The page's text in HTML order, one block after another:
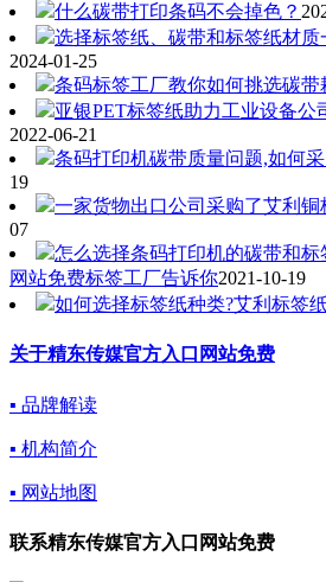
什么碳带打印条码不会掉色？
选择标签纸、碳带和标签纸材质
2024-01-25
条码标签工厂教你如何挑选碳带
亚银PET标签纸助力工业设备公
2022-06-21
条码打印机碳带质量问题,如何
19
一家货物出口公司采购了艾利
07
怎么选择条码打印机的碳带和标
网站免费标签工厂告诉你2021-10-19
如何选择标签纸种类?艾利标签
关于精东传媒官方入口网站免费
▪ 品牌解读
▪ 机构简介
▪ 网站地图
联系精东传媒官方入口网站免费